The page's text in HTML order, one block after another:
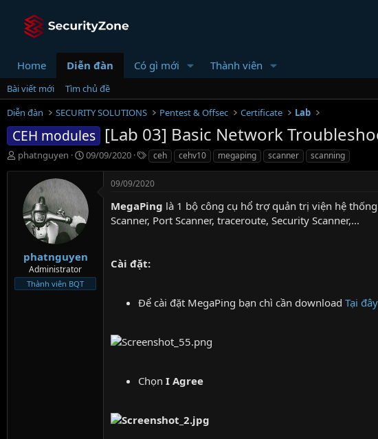
Home Diễn đàn Có gì mới Thành viên
Bài viết mới
Tìm chủ đề
Diễn đàn
SECURITY SOLUTIONS Pentest & Offsec Certificate Lab
CEH modules [Lab 03] Basic Network
T
t
e
phatnguyen
N
g
ử
09/09/2020
T
ừ
k
ó
a
ceh cehv10 megaping scanner scanning
phatnguyen
Administrator
Thành viên BQT
09/09/2020
MegaPing là 1 bộ công cụ hổ trợ quản trị viện hệ
Scanner, Port Scanner, traceroute, Security Scanner,...
Cài đặt:
Để cài đặt MegaPing bạn chì cần download Tại đây
Chọn I Agree